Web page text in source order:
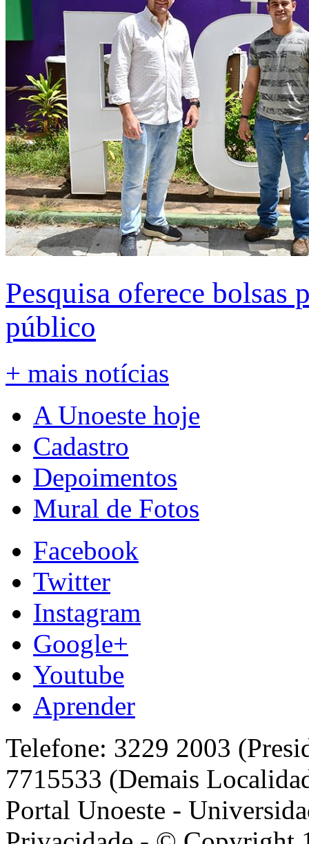
Pesquisa oferece bolsas
público
+ mais notícias
A Unoeste hoje
Cadastro
Depoimentos
Mural de Fotos
Facebook
Twitter
Instagram
Google+
Youtube
Aprender
Telefone: 3229 2003
7715533 (Demais
Portal Unoeste -